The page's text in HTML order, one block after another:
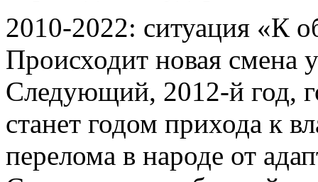
2010-2022: ситуация «К
Происходит новая смена
Следующий, 2012-й год,
станет годом прихода к
перелома в народе от